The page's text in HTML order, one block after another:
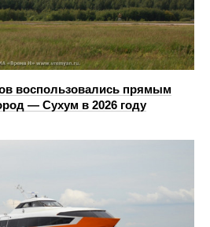
воспользовались прямым
— Сухум в 2026 году